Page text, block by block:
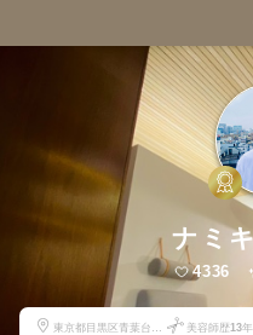
ナミ
4336
東京都目黒区青葉台1-
美容師歴13年